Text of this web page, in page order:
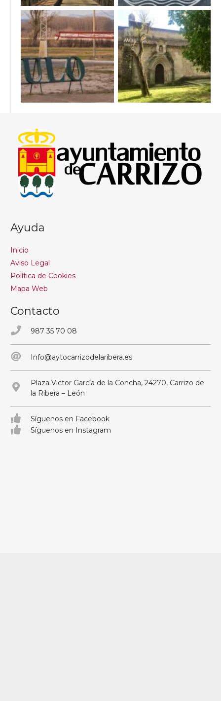
Ayuda
Inicio
Aviso Legal
Política de Cookies
Mapa Web
Contacto
987 35 70 08
Info@aytocarrizodelaribera.es
Plaza Victor García de la Concha, 24270, Carrizo de
la Ribera – León
Síguenos en Facebook
Síguenos en Instagram